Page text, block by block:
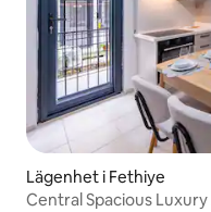
Lägenhet i Fethiye
Central Spacious